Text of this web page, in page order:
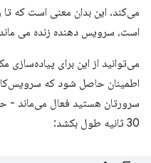
است، سرویس دهنده زنده می
می‌توانید از این برای پیاده‌سازی
اطمینان حاصل شود که
سرورتان هستید فعال می‌ماند -
30 ثانیه طول بکشد: